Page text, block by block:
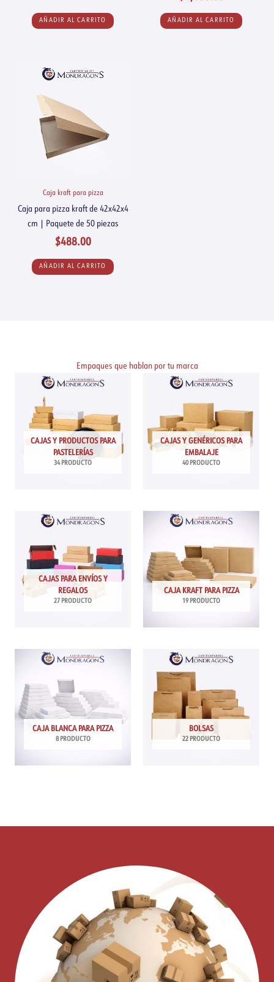
AÑADIR AL CARRITO AÑADIR AL CARRITO
Caja kraft para pizza
Caja para pizza kraft de 42x42x4
cm | Paquete de 50 piezas
$488.00
AÑADIR AL CARRITO
Empaques que hablan por tu marca
CAJAS Y PRODUCTOS PARA
PASTELERÍAS
34 PRODUCTO
CAJAS Y GENÉRICOS PARA
EMBALAJE
40 PRODUCTO
CAJAS PARA ENVÍOS Y
REGALOS
27 PRODUCTO
CAJA KRAFT PARA PIZZA
19 PRODUCTO
CAJA BLANCA PARA PIZZA
8 PRODUCTO
BOLSAS
22 PRODUCTO